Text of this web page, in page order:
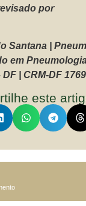
por
Santana |
em
| CRM-DF
este